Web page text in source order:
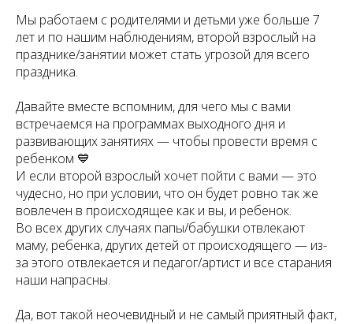
Мы работаем с родителями и детьми уже больше 7
лет и по нашим наблюдениям, второй взрослый на
празднике/занятии может стать угрозой для всего
праздника.
Давайте вместе вспомним, для чего мы с вами
встречаемся на программах выходного дня и
развивающих занятиях — чтобы провести время с
ребенком 💙
И если второй взрослый хочет пойти с вами — это
чудесно, но при условии, что он будет ровно так же
вовлечен в происходящее как и вы, и ребенок.
Во всех других случаях папы/бабушки отвлекают
маму, ребенка, других детей от происходящего — из-
за этого отвлекается и педагог/артист и все старания
наши напрасны.
Да, вот такой неочевидный и не самый приятный факт,